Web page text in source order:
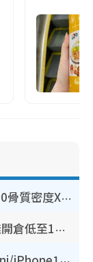
港大推賽馬會強化骨骼計劃！$100骨質密度X光檢查 完成免費運動訓練送超市禮券！附參加資格
開倉優惠 | 尖沙咀海港城名牌波鞋開倉低至1折！On鞋$899起／Joy&Peace鞋履$98起